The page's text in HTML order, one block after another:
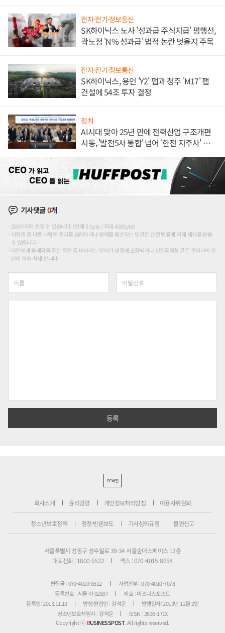
전자·전기·정보통신
SK하이닉스 노사 '성과급 주식지급' 평행선,
곽노정 'N% 성과급' 법적 논란 벗을지 주목
전자·전기·정보통신
SK하이닉스, 용인 'Y2' 팹과 청주 'M17' 팹
건설에 54조 투자 결정
정치
AI시대 맞아 25년 만에 전력산업 구조개편
시동, '발전5사 통합' 넘어 '한전 지주사' 재편
기사댓글0개
200자까지 쓰실 수 있습니다. (현재 0 byte / 최대 400byte)
저작권 등 다른 사람의 권리를 침해하거나 명예를 훼손하는 댓글은 관련 법률에 의해 제재를 받을
수 있습니다.
타인에게 불쾌감을 주는 욕설 등 비하하는 단어가 내용에 포함되거나 인신공격성 글은 관리자의 판
단에 의해 삭제 합니다.
PC버전
회사소개 윤리강령 개인정보처리방침 이용자위원회
청소년보호정책 정정·반론보도 기사심의규정 불편신고
서울특별시 성동구 성수일로 39-34 서울숲더스페이스 12층
대표전화 : 1800-6522
팩스 : 070-4015-8658
편집국 : 070-4010-8512
사업본부 : 070-4010-7078
등록번호 : 서울 아 02897
제호 : 비즈니스포스트
등록일: 2013.11.13
발행·편집인 : 강석운
발행일자: 2013년 12월 2일
청소년보호책임자 : 강석운
ISSN : 2636-171X
Copyright ⓒBUSINESSPOST. All rights reserved.